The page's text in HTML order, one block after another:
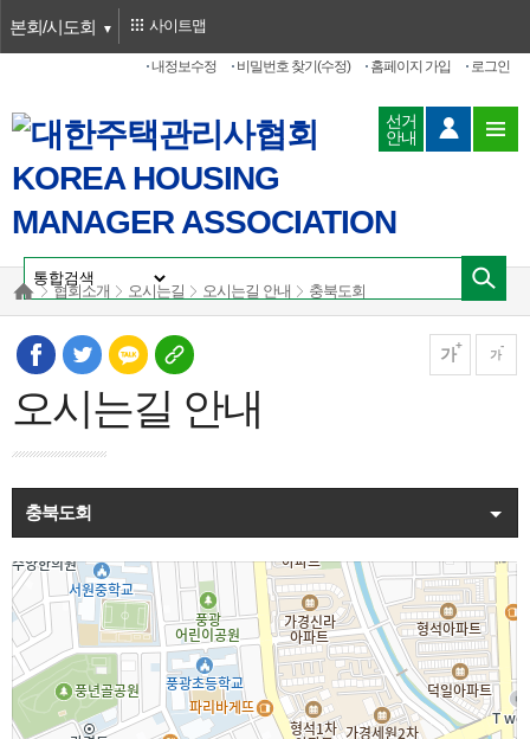
본회/시도회
로그인
홈페이지 가입
비밀번호 찾기(수정)
내정보수정
사이트맵
선거
안내
협회소개 오시는길 오시는길 안내 충북도회
가 가
오시는길 안내
충북도회